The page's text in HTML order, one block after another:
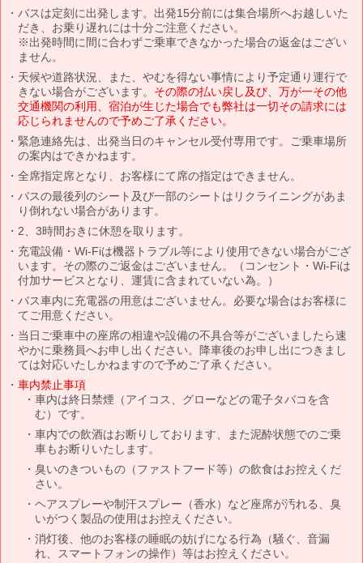
バスは定刻に出発します。出発15分前には集合場所へお越しいた
だき、お乗り遅れには十分ご注意ください。
※出発時間に間に合わずご乗車できなかった場合の返金はござい
ません。
天候や道路状況、また、やむを得ない事情により予定通り運行で
きない場合がございます。 その際の払い戻し及び、万が一その他
交通機関の利用、宿泊が生じた場合でも弊社は一切その請求には
応じられませんので予めご了承ください。
緊急連絡先は、出発当日のキャンセル受付専用です。ご乗車場所
の案内はできかねます。
全席指定席となり、お客様にて席の指定はできません。
バスの最後列のシート及び一部のシートはリクライニングがあま
り倒れない場合があります。
2、3時間おきに休憩を取ります。
充電設備・Wi-Fiは機器トラブル等により使用できない場合がござ
います。その際のご返金はございません。（コンセント・Wi-Fiは
付加サービスとなり、運賃に含まれていない為。）
バス車内に充電器の用意はございません。必要な場合はお客様に
てご用意ください。
当日ご乗車中の座席の相違や設備の不具合等がございましたら速
やかに乗務員へお申し出ください。降車後のお申し出につきまし
ては対応いたしかねますので予めご了承ください。
車内禁止事項
車内は終日禁煙（アイコス、グローなどの電子タバコを含
む）です。
車内での飲酒はお断りしております、また泥酔状態でのご乗
車もお断りいたします。
臭いのきついもの（ファストフード等）の飲食はお控えくだ
さい。
ヘアスプレーや制汗スプレー（香水）など座席が汚れる、臭
いがつく製品の使用はお控えください。
消灯後、他のお客様の睡眠の妨げになる行為（騒ぐ、音漏
れ、スマートフォンの操作）等はお控えください。